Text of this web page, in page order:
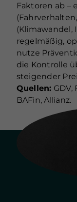
Faktoren ab –
(Klimawandel,
regelmäßig,
nutze
die Kontrolle
steigender
Quellen: GDV,
BAFin, Allianz.